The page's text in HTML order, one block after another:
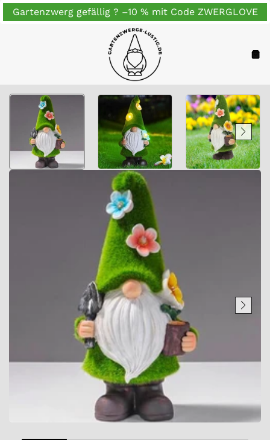
Zum
InhaltGartenzwerg gefällig ? –10 % mit Code ZWERGLOVE